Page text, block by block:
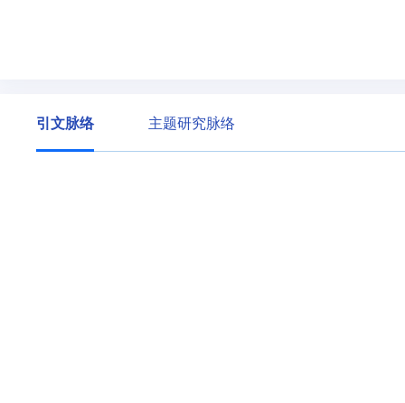
引文脉络 主题研究脉络